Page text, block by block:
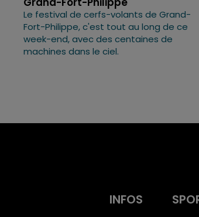
Le festival de cerfs-volants de Grand-
Fort-Philippe, c'est tout au long de ce
week-end, avec des centaines de
machines dans le ciel.
INFOS